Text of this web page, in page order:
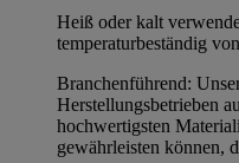
Heiß oder kalt
temperaturbeständig
Branchenführend:
Herstellungsbetrieben
hochwertigsten
gewährleisten können,